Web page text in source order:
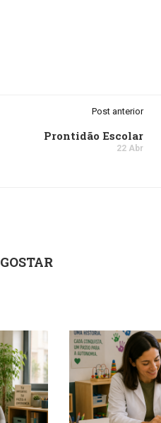
Post anterior
Prontidão Escolar
22 Abr